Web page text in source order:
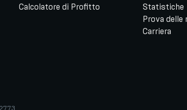
Calcolatore di Profitto
Statistiche
Prova delle
Carriera